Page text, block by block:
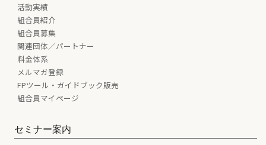
活動実績
組合員紹介
組合員募集
関連団体／パートナー
料金体系
メルマガ登録
FPツール・ガイドブック販売
組合員マイページ
セミナー案内